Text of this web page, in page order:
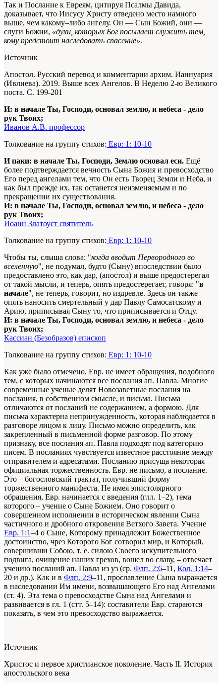
Так и Послание к Евреям, цитируя Псалмы Давида,
доказывает, что Иисусу Христу отведено место намного
выше, чем какому–либо ангелу. Он — Сын Божий, они —
слуги Божии, «духи, которых Бог посылает служить тем,
кому предстоит наследовать спасение».
Источник
Апостол. Русский перевод и комментарии архим. Ианнуария
(Ивлиева). 2019. Выше всех Ангелов. В Неделю 2-ю Великого
поста. С. 199-201
И: в начале Ты, Господи, основал землю, и небеса - дело
рук Твоих;
Иванов А.В. профессор
Толкование на группу стихов: Евр: 1: 10-10
И паки: в начале Ты, Господи, Землю основал еси. Ещё
более подтвер­ждается вечность Сына Божия и превосходство
Его перед ангелами тем, что Он есть Творец Земли и Неба, и
как был прежде их, так останется неизменяемым и по
прекращении их существования.
И: в начале Ты, Господи, основал землю, и небеса - дело
рук Твоих;
Иоанн Златоуст святитель
Толкование на группу стихов: Евр: 1: 10-10
Чтобы ты, слыша слова: "когда вводит Первородного во
вселенную", не подумал, будто (Сыну) впоследствии было
предоставлено это, как дар, (апостол) и выше предостерегал
от такой мысли, и теперь, опять предостерегает, говоря: "в
начале", не теперь, говорит, но издревле. Здесь он также
опять наносить смертельный у дар Павлу Самосатскому и
Apию, приписывая Сыну то, что приписывается и Отцу.
И: в начале Ты, Господи, основал землю, и небеса - дело
рук Твоих;
Кассиан (Безобразов) епископ
Толкование на группу стихов: Евр: 1: 10-10
Как уже было отмечено, Евр. не имеет обращения, подобного
тем, с которых начинаются все послания ап. Павла. Многие
современные ученые делят Новозаветные послания на
послания, в собственном смысле, и письма. Письма
отличаются от посланий не содержанием, а формою. Для
письма характерна непринужденность, которая наблюдается в
разговоре лицом к лицу. Письмо можно определить, как
закрепленный в письменной форме разговор. По этому
признаку, все послания ап. Павла подходят под категорию
писем. В посланиях чувствуется известное расстояние между
отправителем и адресатами. Посланию присуща некоторая
официальная торжественность. Евр. не письмо, а послание.
Это – богословский трактат, получивший форму
торжественного манифеста. Не имея эпистолярного
обращения, Евр. начинается с введения (глл. 1–2), тема
которого – учение о Сыне Божием. Оно говорит о
совершенном исполнении в историческом явлении Сына
частичного и дробного откровения Ветхого Завета. Учение
Евр. 1:1–4 о Сыне, Которому принадлежит Божественное
достоинство, чрез Которого Бог сотворил мир, и Который,
совершивши Собою, т. е. силою Своего искупительного
подвига, очищение наших грехов, вошел во славу, – отвечает
учению посланий ап. Павла из уз (ср. Флп. 2:6–11, Кол. 1:14–
20 и др.). Как и в Флп. 2:9–11, прославление Сына выражается
в наследовании Им имени, возвышающего Его над Ангелами
(ст. 4). Эта тема о превосходстве Сына над Ангелами и
развивается в гл. 1 (стт. 5–14): составители Евр. стараются
показать, в чем это превосходство выражается.
Источник
Христос и первое христианское поколение. Часть II. История
апостольского века